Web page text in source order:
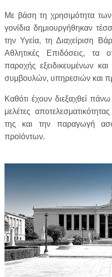
Με βάση τη χρησιμότητα
γονίδια δημιουργήθηκαν
την Υγεία, τη Διαχείριση
Αθλητικές Επιδόσεις, τα
παροχής εξειδικευμένων
συμβουλών, υπηρεσιών και
Καθότι έχουν διεξαχθεί
μελέτες
της και την παραγωγή
προϊόντων.